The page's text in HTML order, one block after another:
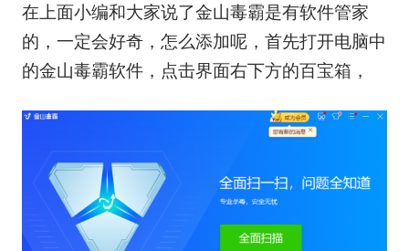
在上面小编和大家说了金山毒霸是有软件管家
的，一定会好奇，怎么添加呢，首先打开电脑中
的金山毒霸软件，点击界面右下方的百宝箱，